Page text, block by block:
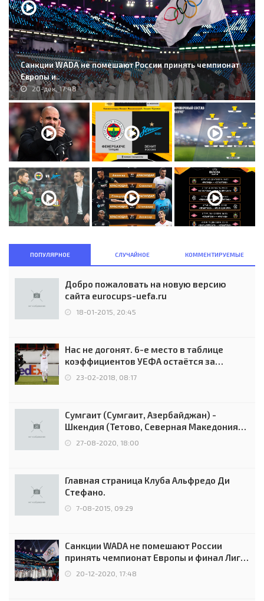
Санкции WADA не помешают России принять чемпионат
Европы и..
20-дек, 17:48
ПОПУЛЯРНОЕ СЛУЧАЙНОЕ КОММЕНТИРУЕМЫЕ
Добро пожаловать на новую версию
сайта eurocups-uefa.ru
18-01-2015, 20:45
Нас не догонят. 6-е место в таблице
коэффициентов УЕФА остаётся за
Россией
23-02-2018, 08:17
Сумгаит (Сумгаит, Азербайджан) -
Шкендия (Тетово, Северная Македония) -
0:2 (0:0)
27-08-2020, 18:00
Главная страница Клуба Альфредо Ди
Стефано.
7-08-2015, 09:29
Санкции WADA не помешают России
принять чемпионат Европы и финал Лиги
чемпионов.
20-12-2020, 17:48